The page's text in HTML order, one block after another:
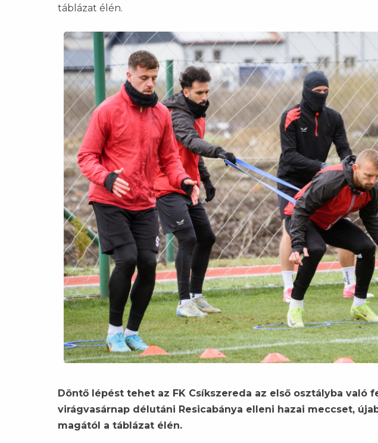
táblázat élén.
Döntő lépést tehet az FK Csíkszereda az első osztályba való
virágvasárnap délutáni Resicabánya elleni hazai meccset,
magától a táblázat élén.